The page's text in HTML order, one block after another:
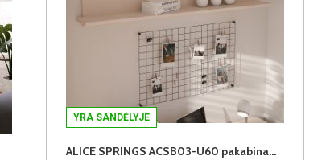
YRA SANDĖLYJE
ALICE SPRINGS ACSB03-U60 pakabinama lentyna